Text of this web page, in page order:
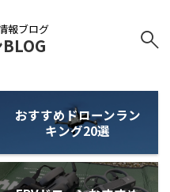
報ブログ
おすすめドローンラン
キング20選